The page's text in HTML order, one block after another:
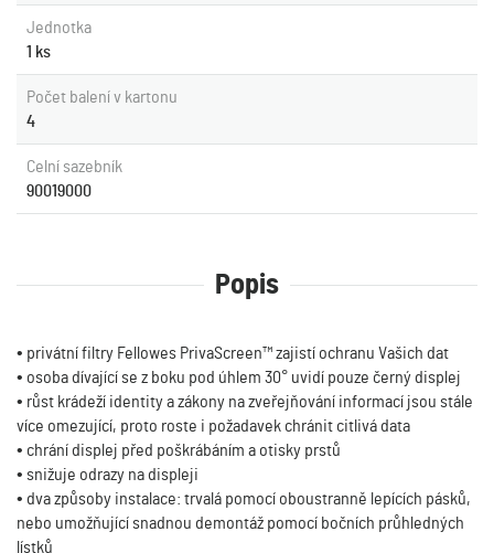
Jednotka
1 ks
Počet balení v kartonu
4
Celní sazebník
90019000
Popis
• privátní filtry Fellowes PrivaScreen™ zajistí ochranu Vašich dat
• osoba dívající se z boku pod úhlem 30° uvidí pouze černý displej
• růst krádeží identity a zákony na zveřejňování informací jsou stále
více omezující, proto roste i požadavek chránit citlivá data
• chrání displej před poškrábáním a otisky prstů
• snižuje odrazy na displeji
• dva způsoby instalace: trvalá pomocí oboustranně lepících pásků,
nebo umožňující snadnou demontáž pomocí bočních průhledných
lístků